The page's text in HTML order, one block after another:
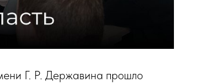
Г. Р. Державина прошло